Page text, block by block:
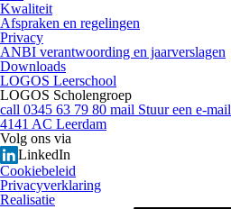
Kwaliteit
Afspraken en regelingen
Privacy
ANBI verantwoording en jaarverslagen
Downloads
LOGOS Leerschool
LOGOS Scholengroep
call 0345 63 79 80 mail Stuur een e-mail
4141 AC Leerdam
Volg ons via
LinkedIn
Cookiebeleid
Privacyverklaring
Realisatie